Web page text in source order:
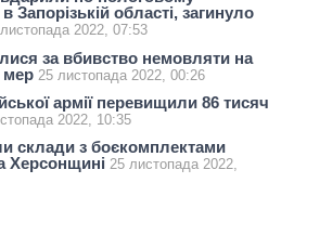
Запорізькій області, загинуло
2022, 07:53
за вбивство немовляти на
мер 25 листопада 2022, 00:26
армії перевищили 86 тисяч
2022, 10:35
склади з боєкомплектами
Херсонщині 25 листопада 2022,